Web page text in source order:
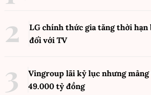
LG chính thức gia tăng thời hạn
đối với TV
Vingroup lãi kỷ lục nhưng mảng
49.000 tỷ đồng